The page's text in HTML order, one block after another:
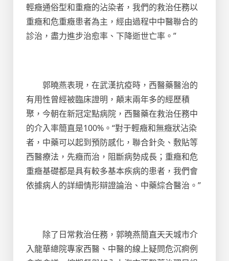
輕癥通俗型和重癥的沾染者，我們的救治任務以
重癥和危重癥患者為主，經由過程中中醫聯合的
診治，盡力進步治愈率、下降逝世亡率。”
郭曉燕表現，在武漢抗疫時，西醫藥醫治的
有用性曾經被臨床證明，顛末兩年多的經歷積
聚，今朝在新冠定點病院，西醫藥在救治任務中
的介入率簡直是100%。“對于輕癥和無癥狀沾染
者，中藥可以起到預防感化，聯合針灸、敷貼等
西醫療法，先癥而治，阻斷病勢成長；重癥和危
重癥基礎都是具有較多基本疾病的患者，我們會
依據病人的詳細情形辯證論治、中藥綜合醫治。”
除了日常救治任務，郭曉燕簡直天天城市介
入龍華總院專家西醫、中醫的線上疑問危沉痾例